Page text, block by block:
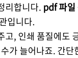
리합니다. pdf 파일
입니다.
, 인쇄 품질에도
가 늘어나죠. 간